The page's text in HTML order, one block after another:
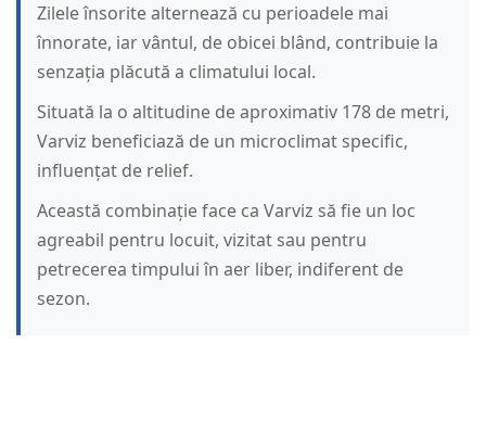
Zilele însorite alternează cu perioadele mai
înnorate, iar vântul, de obicei blând, contribuie la
senzația plăcută a climatului local.
Situată la o altitudine de aproximativ 178 de metri,
Varviz beneficiază de un microclimat specific,
influențat de relief.
Această combinație face ca Varviz să fie un loc
agreabil pentru locuit, vizitat sau pentru
petrecerea timpului în aer liber, indiferent de
sezon.